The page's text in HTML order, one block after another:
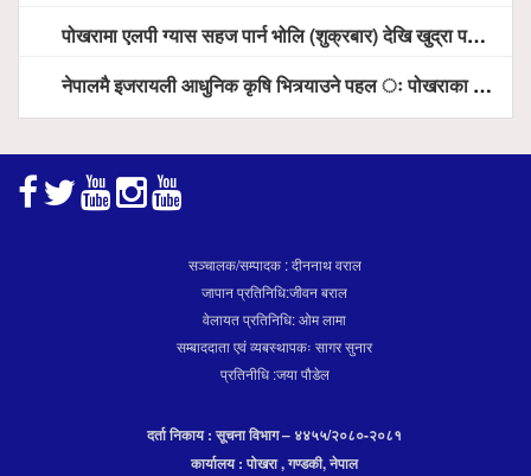
पोखरामा एलपी ग्यास सहज पार्न भोलि (शुक्रबार) देखि खुद्रा पसलबाटै बिक्रि वितरण हुने, स्टोर नगर्न आग्रह
नेपालमै इजरायली आधुनिक कृषि भित्र्याउने पहल ः पोखराका मेयर धनराज आचार्य र इजरायली राजदूतबीच सहकार्य विस्तारको संकेत
सञ्चालक/सम्पादक : दीननाथ वराल
जापान प्रतिनिधि:जीवन बराल
वेलायत प्रतिनिधि: ओम लामा
सम्बाददाता एवं व्यबस्थापकः सागर सुनार
प्रतिनीधि :जया पौडेल
दर्ता निकाय : सूचना विभाग – ४४५५/२०८०-२०८१
कार्यालय : पोखरा , गण्डकी, नेपाल